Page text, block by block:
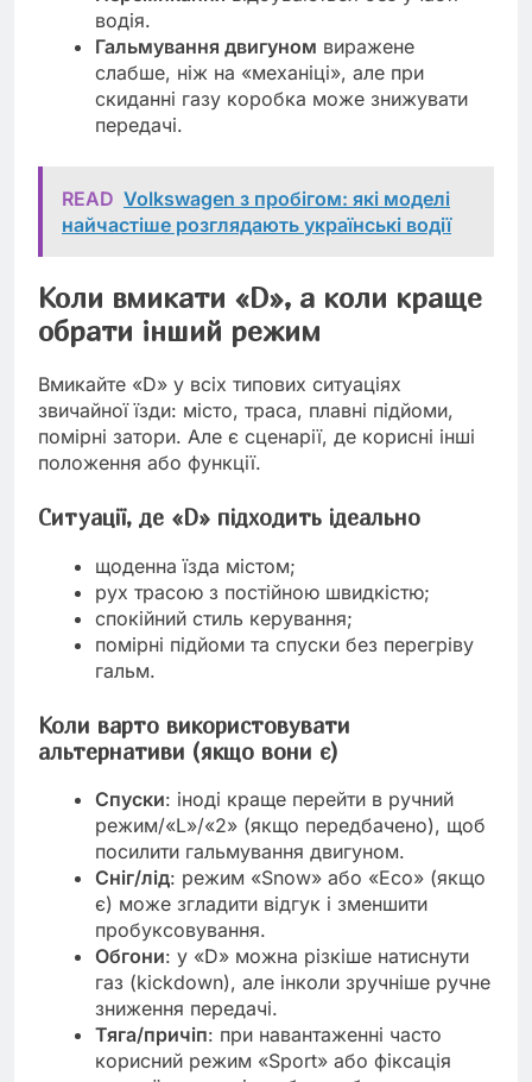
водія.
Гальмування двигуном виражене
слабше, ніж на «механіці», але при
скиданні газу коробка може знижувати
передачі.
READ Volkswagen з пробігом: які моделі
найчастіше розглядають українські водії
Коли вмикати «D», а коли краще
обрати інший режим
Вмикайте «D» у всіх типових ситуаціях
звичайної їзди: місто, траса, плавні підйоми,
помірні затори. Але є сценарії, де корисні інші
положення або функції.
Ситуації, де «D» підходить ідеально
щоденна їзда містом;
рух трасою з постійною швидкістю;
спокійний стиль керування;
помірні підйоми та спуски без перегріву
гальм.
Коли варто використовувати
альтернативи (якщо вони є)
Спуски: іноді краще перейти в ручний
режим/«L»/«2» (якщо передбачено), щоб
посилити гальмування двигуном.
Сніг/лід: режим «Snow» або «Eco» (якщо
є) може згладити відгук і зменшити
пробуксовування.
Обгони: у «D» можна різкіше натиснути
газ (kickdown), але інколи зручніше ручне
зниження передачі.
Тяга/причіп: при навантаженні часто
корисний режим «Sport» або фіксація